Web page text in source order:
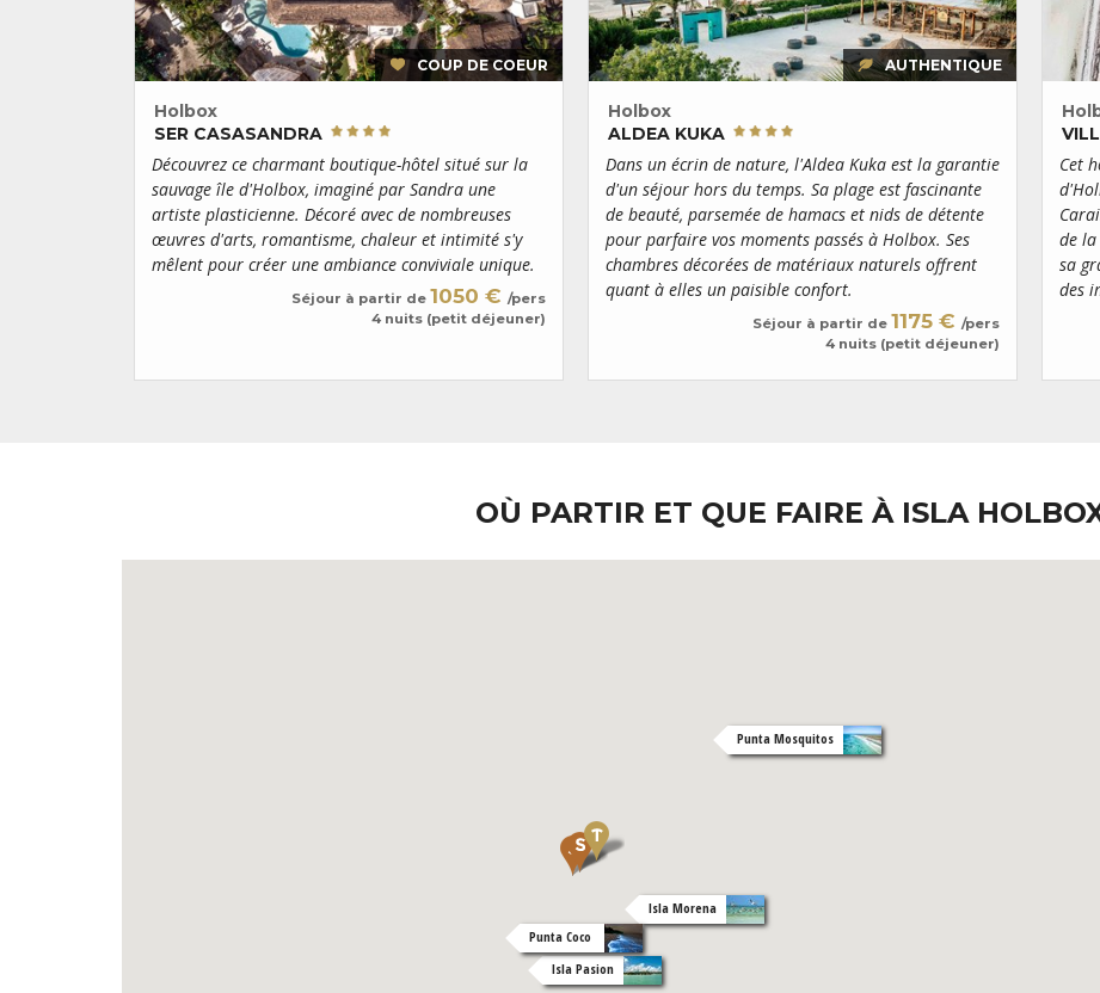
COUP DE COEUR
Holbox
SER CASASANDRA
Découvrez ce charmant boutique-hôtel situé sur la
sauvage île d'Holbox, imaginé par Sandra une
artiste plasticienne. Décoré avec de nombreuses
œuvres d'arts, romantisme, chaleur et intimité s'y
mêlent pour créer une ambiance conviviale unique.
Séjour à partir de 1050 € /pers
4 nuits (petit déjeuner)
AUTHENTIQUE
Holbox
ALDEA KUKA
Dans un écrin de nature, l'Aldea Kuka est la garantie
d'un séjour hors du temps. Sa plage est fascinante
de beauté, parsemée de hamacs et nids de détente
pour parfaire vos moments passés à Holbox. Ses
chambres décorées de matériaux naturels offrent
quant à elles un paisible confort.
Séjour à partir de 1175 € /pers
4 nuits (petit déjeuner)
Cet
de
sa
des
OÙ PARTIR ET QUE FAIRE À ISLA
Isla Morena
Punta Mosquitos
Isla Pasion
Punta Coco